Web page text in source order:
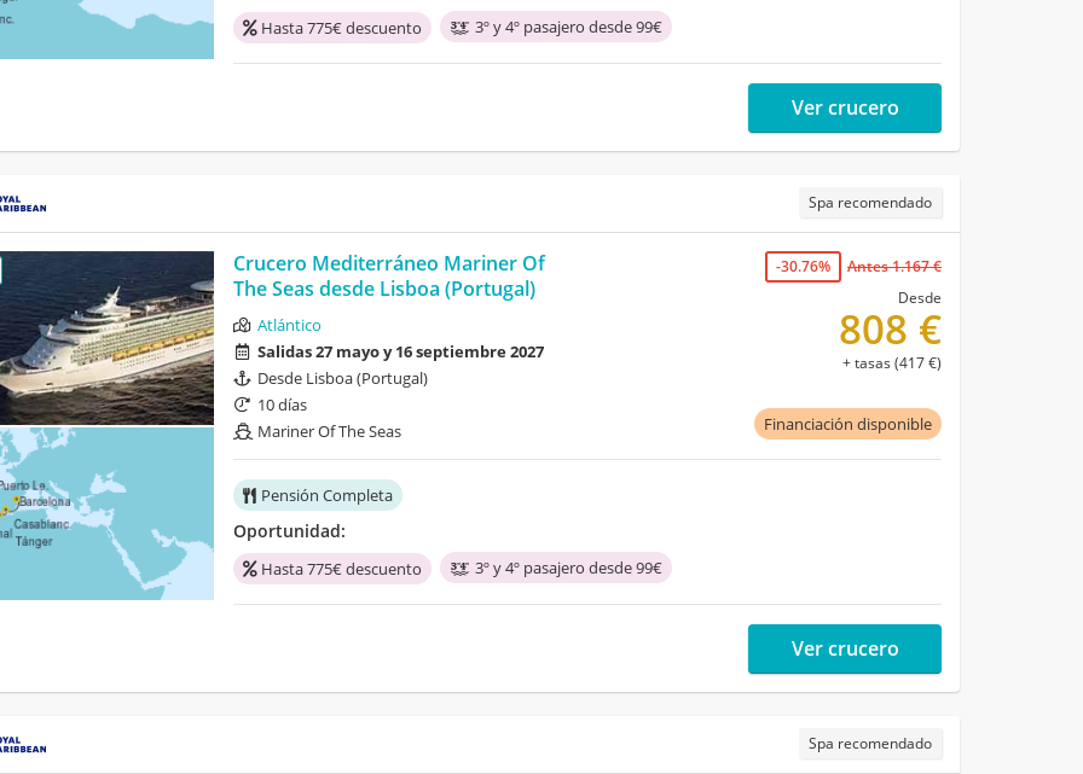
Hasta 775€ descuento 3º y 4º pasajero desde 99€
Ver crucero
Spa recomendado
Crucero Mediterráneo Mariner Of
The Seas desde Lisboa (Portugal)
Atlántico
Salidas 27 mayo y 16 septiembre 2027
Desde Lisboa (Portugal)
10 días
Mariner Of The Seas
Pensión Completa
Oportunidad:
Hasta 775€ descuento 3º y 4º pasajero desde 99€
Financiación disponible
-30.76%
Antes 1.167 €
Desde
808 €
+ tasas (417 €)
Ver crucero
Spa recomendado